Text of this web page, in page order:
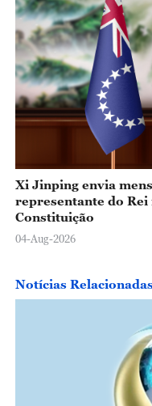
Xi Jinping envia
representante do Rei
Constituição
04-Aug-2026
Notícias